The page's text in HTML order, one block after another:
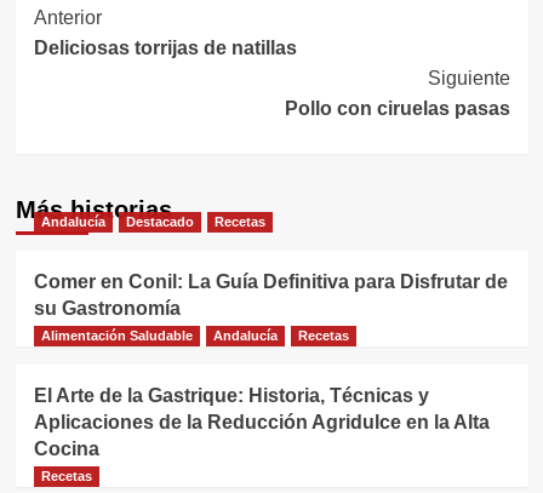
Navegación
de
Anterior
Deliciosas torrijas de natillas
Siguiente
Pollo con ciruelas pasas
Más historias
Andalucía Destacado Recetas
Comer en Conil: La Guía Definitiva para Disfrutar de
su Gastronomía
Alimentación Saludable Andalucía Recetas
El Arte de la Gastrique: Historia, Técnicas y
Aplicaciones de la Reducción Agridulce en la Alta
Cocina
Recetas